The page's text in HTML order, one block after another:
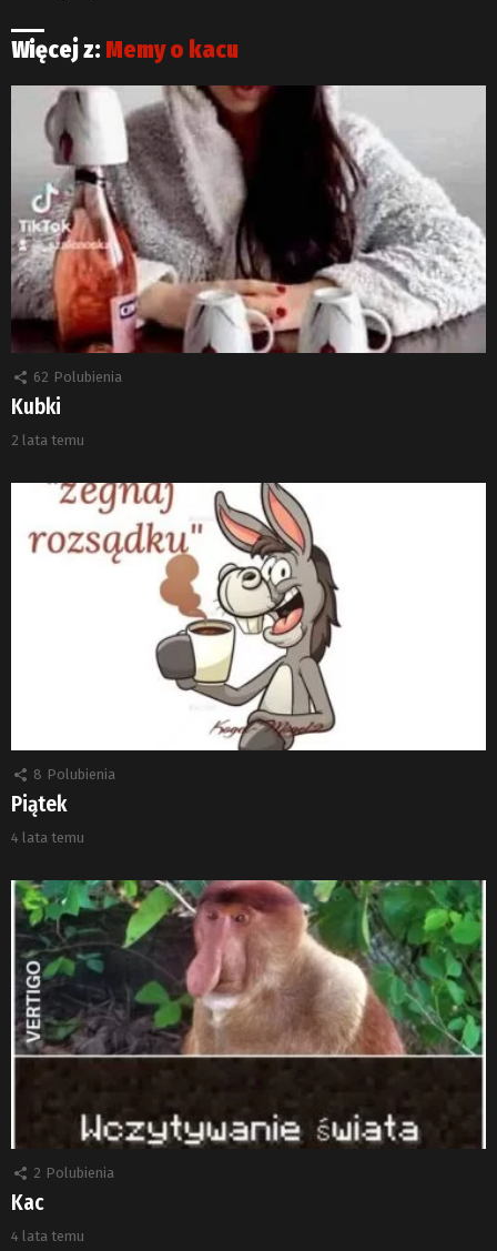
Więcej z: Memy o kacu
62 Polubienia
Kubki
2 lata temu
8 Polubienia
Piątek
4 lata temu
2 Polubienia
Kac
4 lata temu